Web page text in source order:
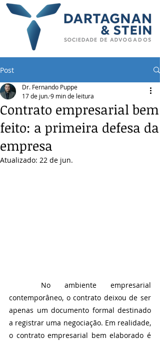
Post
Contrato empresarial bem
feito: a primeira defesa da
empresa
Dr. Fernando Puppe
17 de jun.9 min de leitura
Atualizado: 22 de jun.
contemporâneo, o contrato deixou de ser
apenas um documento formal destinado
a registrar uma negociação. Em realidade,
o contrato empresarial bem elaborado é